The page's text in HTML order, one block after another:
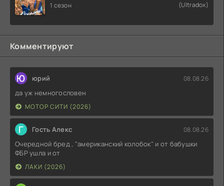
1 сезон
(Ultradox)
Комментируют
Ю юрий 08.08.26
да уж немногословен
МОТОР СИТИ (2026)
Г Гость Алекс 08.08.26
Очередной бред , "американский колобок" и от бабушки
ФБР ушла и от
ЛАКИ (2026)